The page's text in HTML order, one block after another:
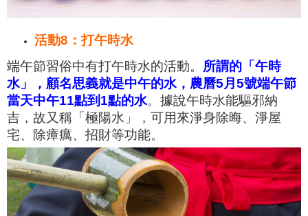
活動8：打午時水
端午節習俗中有打午時水的活動。 所謂的「午時
水」，顧名思義就是中午的水，農曆5月5號端午節
當天中午11點到1點的水。據說午時水能驅邪納
吉，故又稱「極陽水」，可用來淨身除晦、淨屋
宅、除瘴癘、招財等功能。